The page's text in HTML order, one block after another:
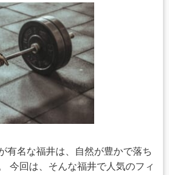
有名な福井は、自然が豊かで落ち
今回は、そんな福井で人気のフィ